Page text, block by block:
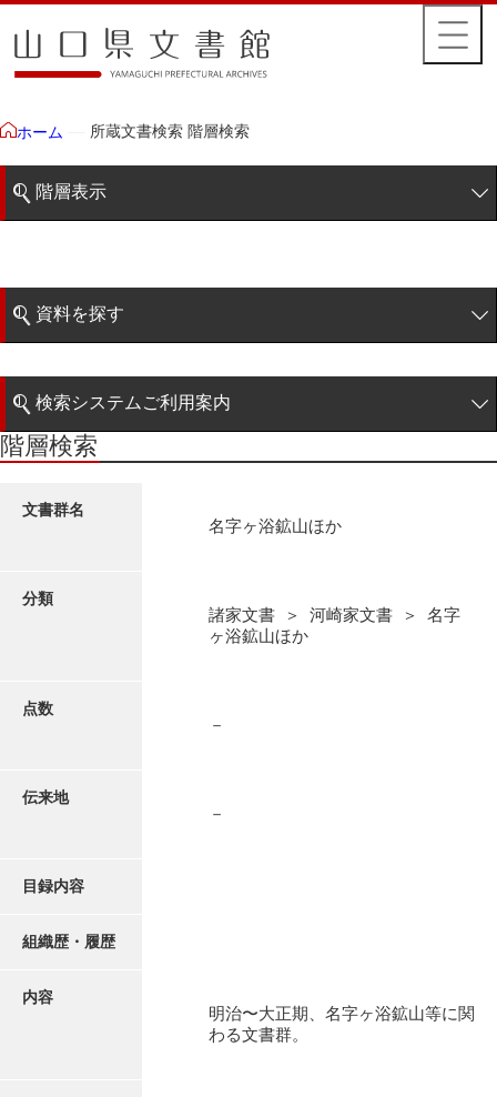
ホーム 所蔵文書検索 階層検索
階層表示
藩政文書
特定歴史公文書
諸家文書
阿武家文書（山口市）
資料を探す
階層検索
検索システムご利用案内
検索システムの利用について
更新履歴
階層検索
文書群名
名字ヶ浴鉱山ほか
分類
諸家文書 ＞ 河崎家文書 ＞ 名字
ヶ浴鉱山ほか
点数
－
伝来地
－
目録内容
組織歴・履歴
内容
明治〜大正期、名字ヶ浴鉱山等に関
わる文書群。